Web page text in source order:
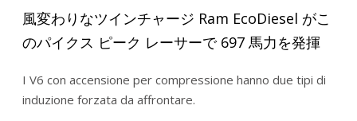
風変わりなツインチャージ Ram EcoDiesel がこ
のパイクス ピーク レーサーで 697 馬力を発揮
I V6 con accensione per compressione hanno due tipi di
induzione forzata da affrontare.